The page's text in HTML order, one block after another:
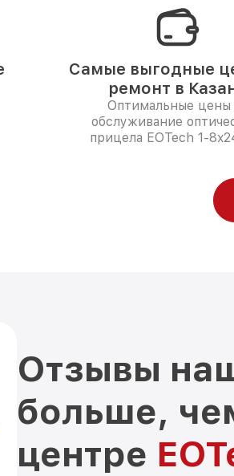
Самые выгодные
ремонт в
Оптимальные цены
обслуживание
прицела EOTech 1-
Отзывы
больше,
центре